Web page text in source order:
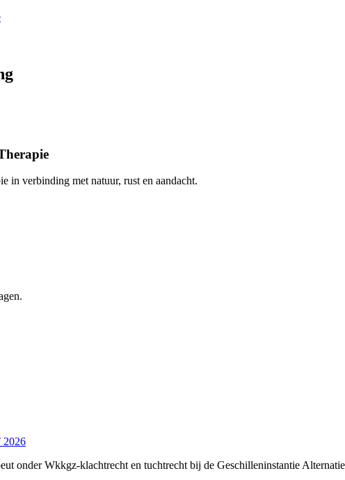
in verbinding met natuur, rust en aandacht.
onder Wkkgz-klachtrecht en tuchtrecht bij de Geschilleninstantie